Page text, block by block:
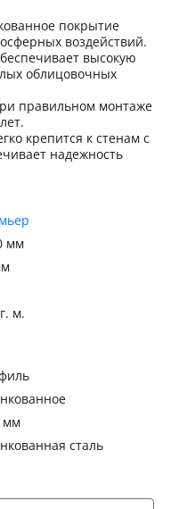
покрытие
воздействий.
высокую
облицовочных
правильном монтаже
крепится к стенам с
надежность
мм
м.
мм
сталь